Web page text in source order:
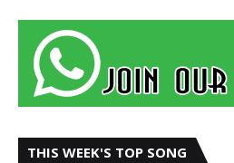
THIS WEEK'S TOP SONG